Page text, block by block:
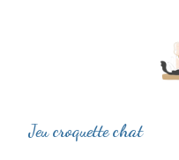
Jeu croquette chat